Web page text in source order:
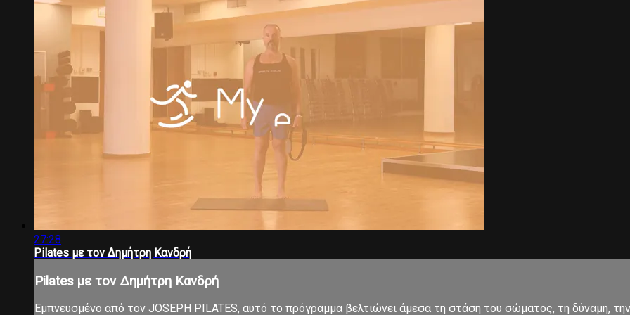
27:28
Pilates με τον Δημήτρη Κανδρή
Pilates με τον Δημήτρη Κανδρή
Εμπνευσμένο από τον JOSEPH PILATES, αυτό το πρόγραμμα βελτιώνει άμεσα τη στάση του σώματος, τη δύναμη,